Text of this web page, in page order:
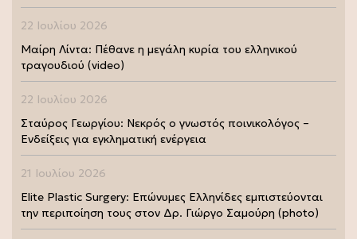
22 Ιουλίου 2026
Μαίρη Λίντα: Πέθανε η μεγάλη κυρία του ελληνικού
τραγουδιού (video)
22 Ιουλίου 2026
Σταύρος Γεωργίου: Νεκρός ο γνωστός ποινικολόγος –
Ενδείξεις για εγκληματική ενέργεια
21 Ιουλίου 2026
Elite Plastic Surgery: Επώνυμες Ελληνίδες εμπιστεύονται
την περιποίηση τους στον Δρ. Γιώργο Σαμούρη (photo)